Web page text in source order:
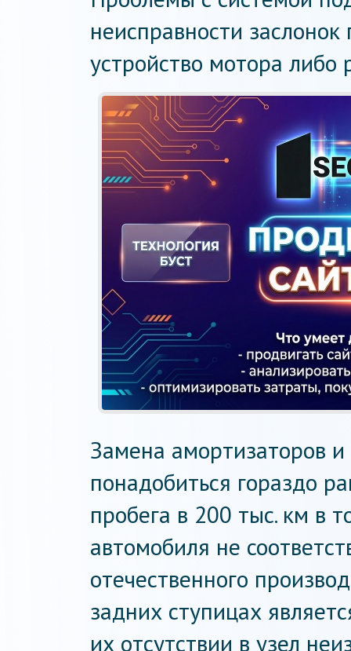
неисправности заслонок
устройство мотора либо
Замена амортизаторов
понадобиться гораздо
пробега в 200 тыс. км в
автомобиля не
отечественного
задних ступицах
их отсутствии в узел